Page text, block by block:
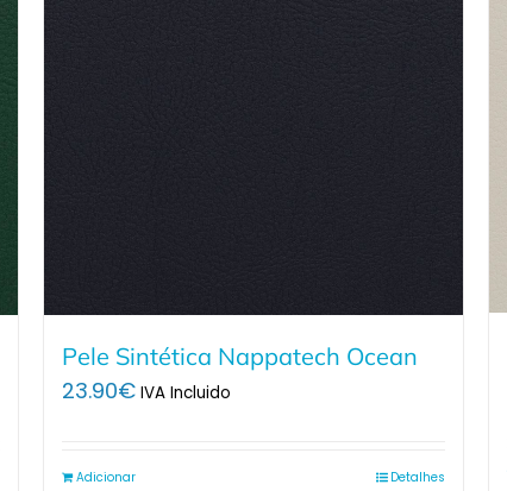
Pele Sintética Nappatech Ocean
23.90€ IVA Incluido
Adicionar Detalhes